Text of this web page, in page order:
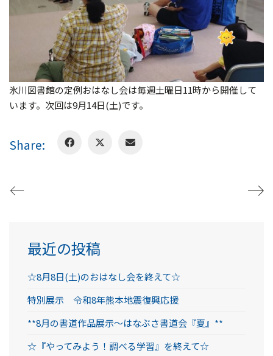
氷川図書館の定例おはなし会は毎週土曜日11時から開催して
います。次回は9月14日(土)です。
Share:
最近の投稿
☆8月8日(土)のおはなし会を終えて☆
特別展示 令和8年熊本地震復興応援
**8月の書道作品展示～はなぶさ書道会『夏』**
☆『やってみよう！調べる学習』を終えて☆